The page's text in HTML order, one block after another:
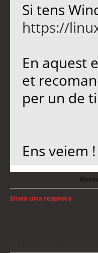
Si tens
https://
En aquest
et
per un de
Ens veiem !
Envia una resposta